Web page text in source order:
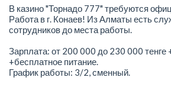
В казино "Торнадо 777" требуются
Работа в г. Конаев! Из Алматы есть
сотрудников до места работы.
Зарплата: от 200 000 до 230 000 тенге
+бесплатное питание.
График работы: 3/2, сменный.